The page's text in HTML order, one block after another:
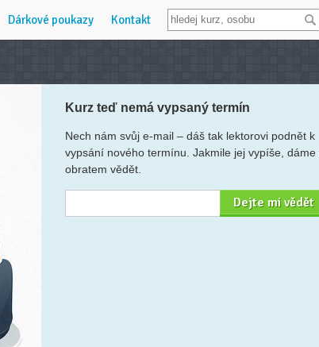
Dárkové poukazy Kontakt
Kurz teď nemá vypsaný termín
Nech nám svůj e-mail – dáš tak lektorovi podnět k
vypsání nového termínu. Jakmile jej vypíše, dáme
obratem vědět.